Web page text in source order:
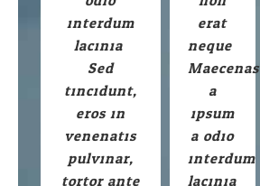
interdum
lacinia.
Sed
tincidunt,
eros in
venenatis
pulvinar,
erat
neque.
Maecenas
a
ipsum
a odio
interdum